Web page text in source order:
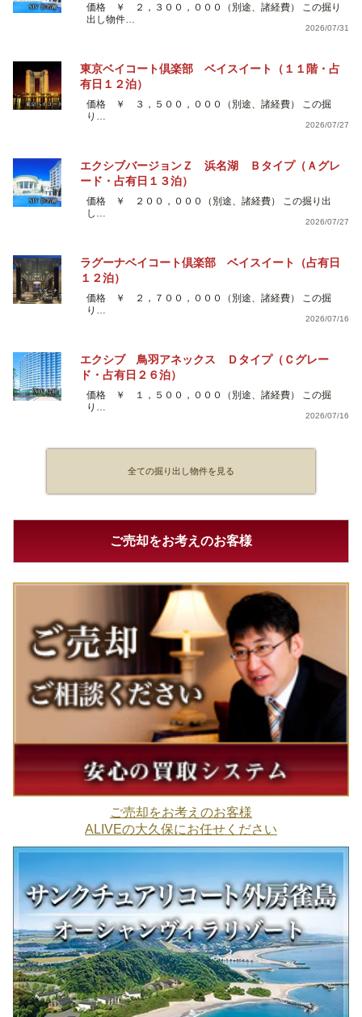
価格 ￥ ２，３００，０００（別途、諸経費） この掘り
出し物件…
2026/07/31
東京ベイコート倶楽部 ベイスイート（１１階・占
有日１２泊）
価格 ￥ ３，５００，０００（別途、諸経費） この掘
り…
2026/07/27
エクシブバージョンＺ 浜名湖 Ｂタイプ（Ａグレ
ード・占有日１３泊）
価格 ￥ ２００，０００（別途、諸経費） この掘り出
し…
2026/07/27
ラグーナベイコート倶楽部 ベイスイート（占有日
１２泊）
価格 ￥ ２，７００，０００（別途、諸経費） この掘
り…
2026/07/16
エクシブ 鳥羽アネックス Ｄタイプ（Ｃグレー
ド・占有日２６泊）
価格 ￥ １，５００，０００（別途、諸経費） この掘
り…
2026/07/16
全ての掘り出し物件を見る
ご売却をお考えのお客様
ご売却をお考えのお客様
ALIVEの大久保にお任せください